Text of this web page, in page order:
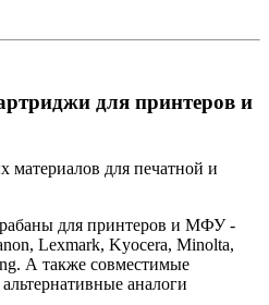
для принтеров и
материалов для печатной и
для принтеров и МФУ -
Lexmark, Kyocera, Minolta,
А также совместимые
аналоги